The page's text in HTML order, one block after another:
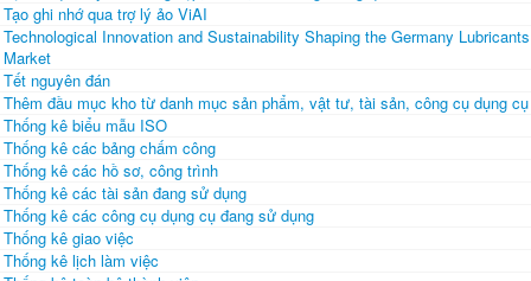
Tạo ghi nhớ qua trợ lý ảo ViAI
Technological Innovation and Sustainability Shaping the Germany Lubricants
Market
Tết nguyên đán
Thêm đầu mục kho từ danh mục sản phẩm, vật tư, tài sản, công cụ dụng cụ
Thống kê biểu mẫu ISO
Thống kê các bảng chấm công
Thống kê các hồ sơ, công trình
Thống kê các tài sản đang sử dụng
Thống kê các công cụ dụng cụ đang sử dụng
Thống kê giao việc
Thống kê lịch làm việc